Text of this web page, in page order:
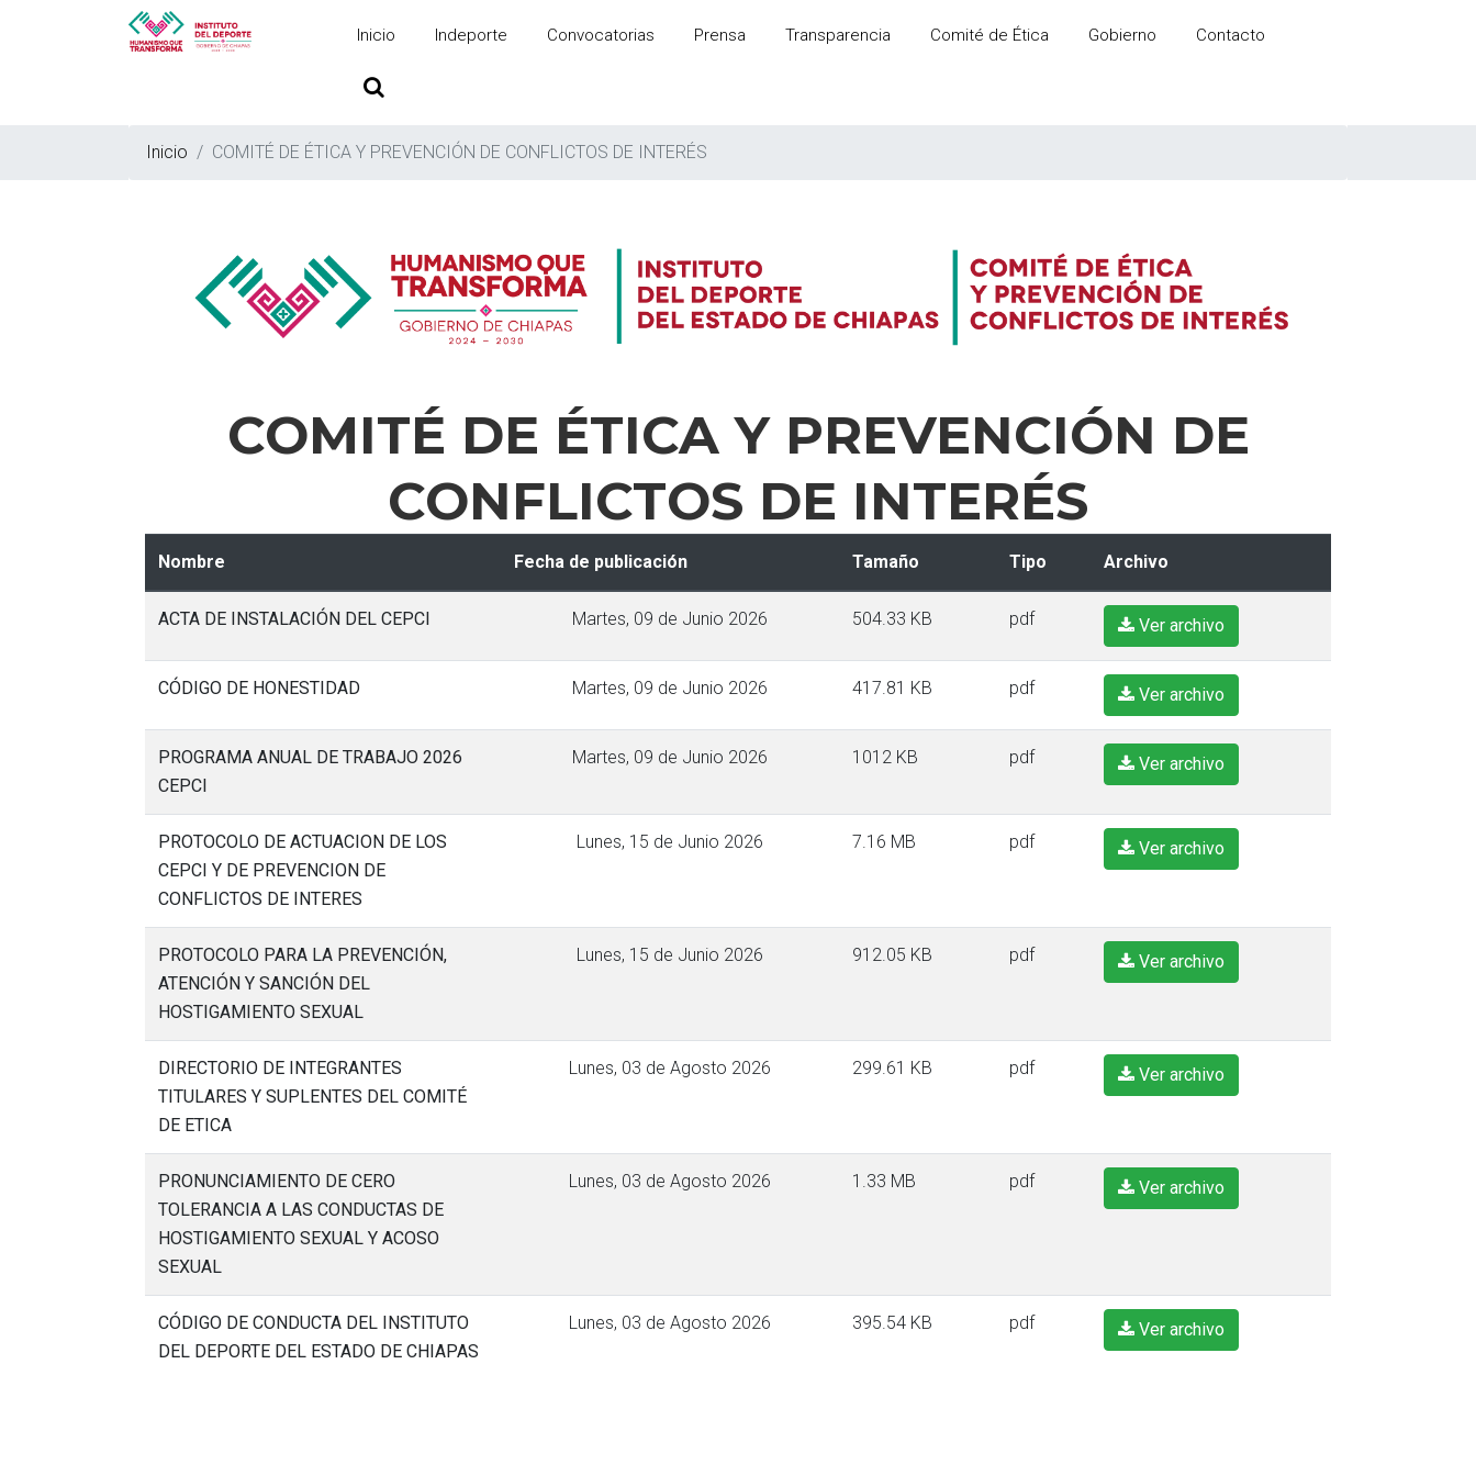
Inicio Indeporte Convocatorias Prensa Transparencia Comité de Ética Gobierno Contacto
Inicio COMITÉ DE ÉTICA Y PREVENCIÓN DE CONFLICTOS DE INTERÉS
COMITÉ DE ÉTICA Y PREVENCIÓN DE
CONFLICTOS DE INTERÉS
Nombre Fecha de publicación Tamaño Tipo Archivo
ACTA DE INSTALACIÓN DEL CEPCI Martes, 09 de Junio 2026 504.33 KB pdf Ver archivo
CÓDIGO DE HONESTIDAD Martes, 09 de Junio 2026 417.81 KB pdf Ver archivo
PROGRAMA ANUAL DE TRABAJO 2026
CEPCI
Martes, 09 de Junio 2026 1012 KB pdf Ver archivo
PROTOCOLO DE ACTUACION DE LOS
CEPCI Y DE PREVENCION DE
CONFLICTOS DE INTERES
Lunes, 15 de Junio 2026 7.16 MB pdf Ver archivo
PROTOCOLO PARA LA PREVENCIÓN,
ATENCIÓN Y SANCIÓN DEL
HOSTIGAMIENTO SEXUAL
Lunes, 15 de Junio 2026 912.05 KB pdf Ver archivo
DIRECTORIO DE INTEGRANTES
TITULARES Y SUPLENTES DEL COMITÉ
DE ETICA
Lunes, 03 de Agosto 2026 299.61 KB pdf Ver archivo
PRONUNCIAMIENTO DE CERO
TOLERANCIA A LAS CONDUCTAS DE
HOSTIGAMIENTO SEXUAL Y ACOSO
SEXUAL
Lunes, 03 de Agosto 2026 1.33 MB pdf Ver archivo
CÓDIGO DE CONDUCTA DEL INSTITUTO
DEL DEPORTE DEL ESTADO DE CHIAPAS
Lunes, 03 de Agosto 2026 395.54 KB pdf Ver archivo